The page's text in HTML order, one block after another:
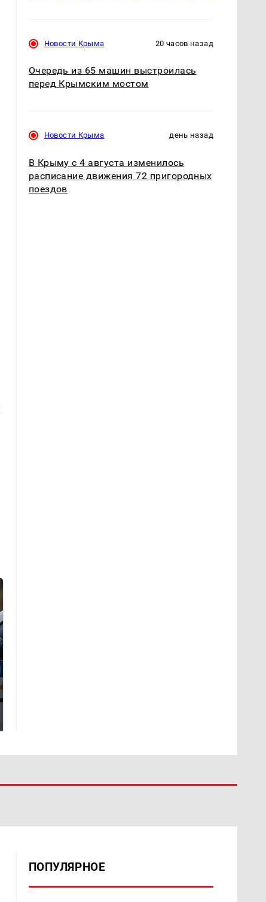
Новости Крыма 20 часов назад
Очередь из 65 машин выстроилась
перед Крымским мостом
Новости Крыма день назад
В Крыму с 4 августа изменилось
расписание движения 72 пригородных
поездов
ПОПУЛЯРНОЕ